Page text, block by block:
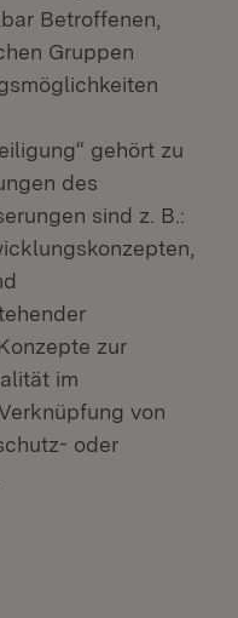
Betroffenen,
Gruppen
gehört zu
des
sind z. B.:
zur
im
von
oder